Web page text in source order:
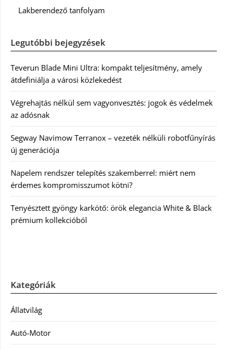
Lakberendező tanfolyam
Legutóbbi bejegyzések
Teverun Blade Mini Ultra: kompakt teljesítmény, amely
átdefiniálja a városi közlekedést
Végrehajtás nélkül sem vagyonvesztés: jogok és védelmek
az adósnak
Segway Navimow Terranox – vezeték nélküli robotfűnyírás
új generációja
Napelem rendszer telepítés szakemberrel: miért nem
érdemes kompromisszumot kötni?
Tenyésztett gyöngy karkötő: örök elegancia White & Black
prémium kollekcióból
Kategóriák
Állatvilág
Autó-Motor